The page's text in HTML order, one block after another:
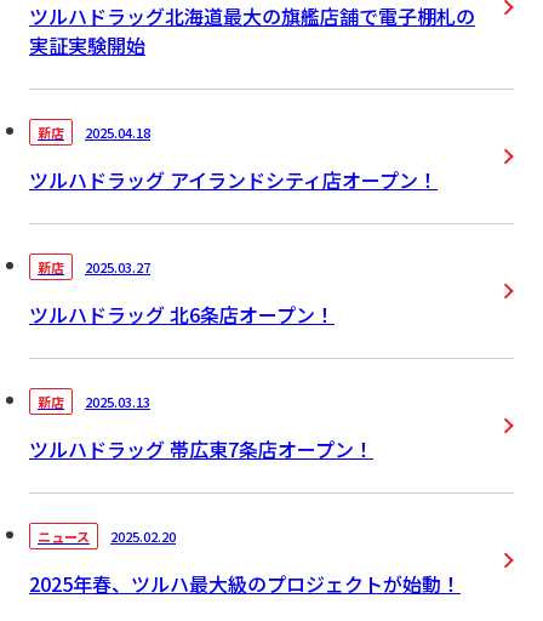
ツルハドラッグ北海道最大の旗艦店舗で電子棚札の
実証実験開始
新店 2025.04.18
ツルハドラッグ アイランドシティ店オープン！
新店 2025.03.27
ツルハドラッグ 北6条店オープン！
新店 2025.03.13
ツルハドラッグ 帯広東7条店オープン！
ニュース 2025.02.20
2025年春、ツルハ最大級のプロジェクトが始動！